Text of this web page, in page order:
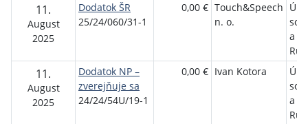
11.
August
2025
Dodatok ŠR
25/24/060/31-1
0,00 € Touch&Speech
n. o.
a
11.
August
2025
Dodatok NP –
zverejňuje sa
24/24/54U/19-1
0,00 € Ivan Kotora
a